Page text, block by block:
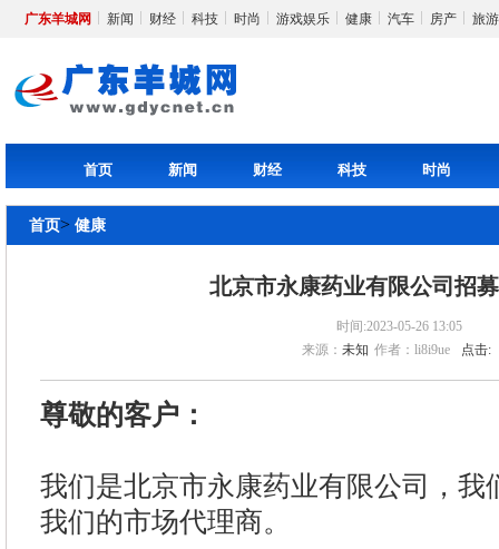
广东羊城网 新闻 财经 科技 时尚 游戏娱乐 健康 汽车 房产 旅游
首页 新闻 财经 科技 时尚
首页> 健康
北京市永康药业有限公司招
时间:2023-05-26 13:05
来源： 未知 作者：li8i9ue 点击:
尊敬的客户：
我们是北京市永康药业有限公司，我
我们的市场代理商。